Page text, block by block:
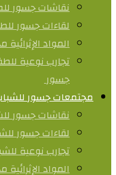
نقاشات جسور
لقاءات جسور
المواد
تجارب نوعية
جسور ​
مجتمعات جسور
نقاشات جسور
لقاءات جسور
تجارب نوعية
المواد